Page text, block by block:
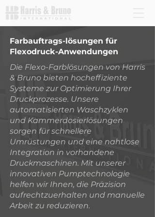
Farbauftrags-lösungen für
Flexodruck-Anwendungen
Die Flexo-Farblösungen von Harris
& Bruno bieten hocheffiziente
Systeme zur Optimierung Ihrer
Druckprozesse. Unsere
automatisierten Waschzyklen
und Kammerdosierlösungen
sorgen für schnellere
Umrüstungen und eine nahtlose
Integration in vorhandene
Druckmaschinen. Mit unserer
innovativen Pumptechnologie
helfen wir Ihnen, die Präzision
aufrechtzuerhalten und manuelle
Arbeit zu reduzieren.